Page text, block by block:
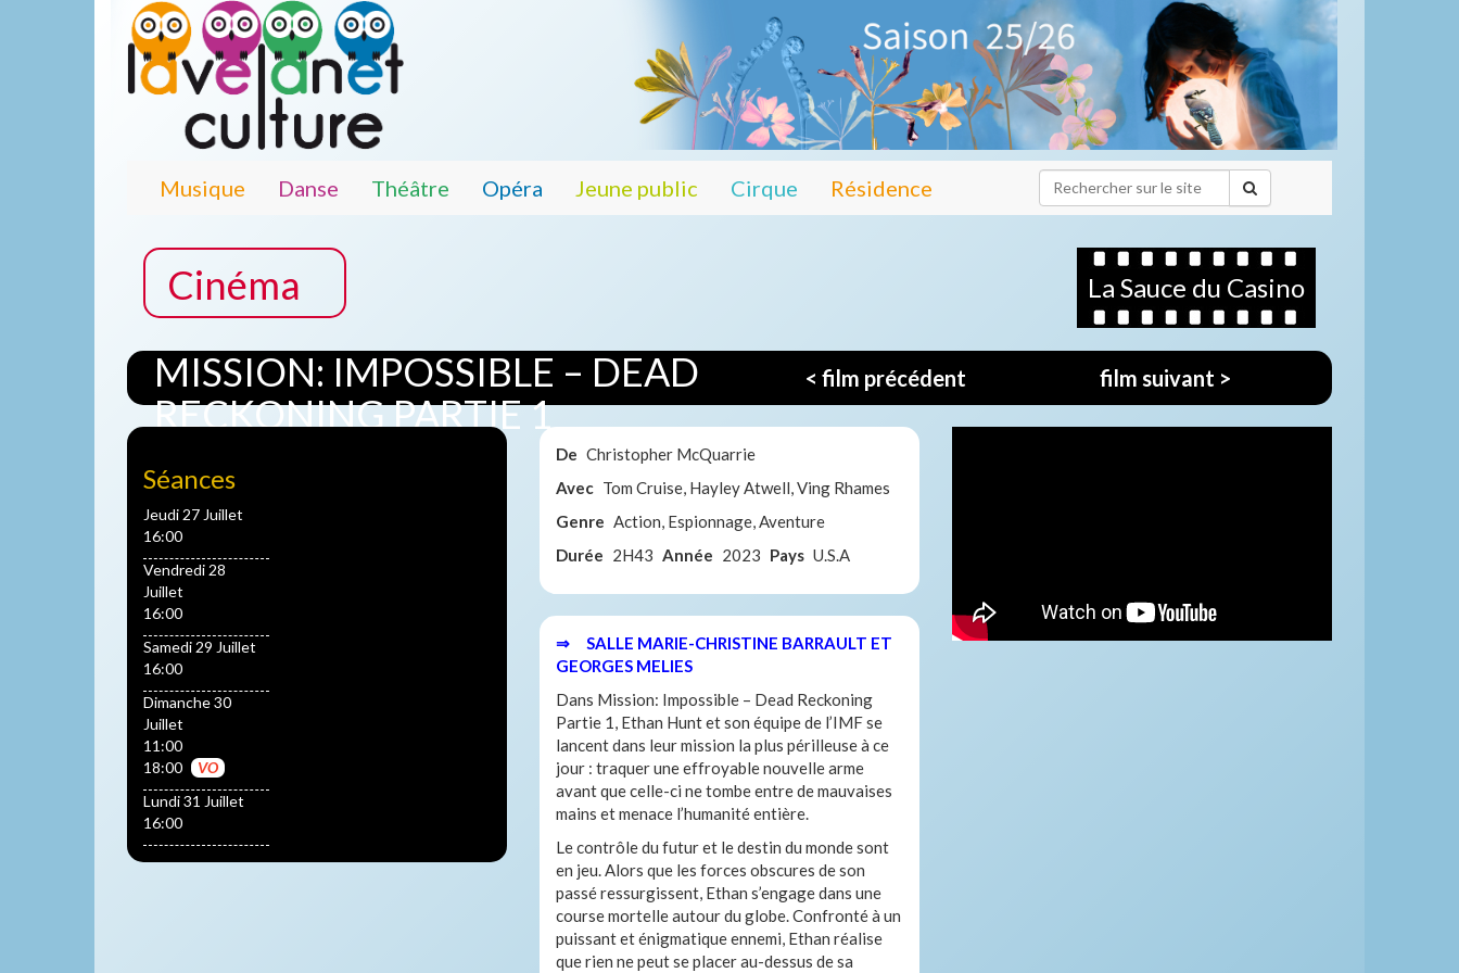
Musique Danse Théâtre Opéra Jeune public Cirque Résidence
Cinéma La Sauce du Casino
MISSION: IMPOSSIBLE – DEAD
RECKONING PARTIE 1
< film précédent film suivant >
Séances
Jeudi 27 Juillet
16:00
Vendredi 28
Juillet
16:00
Samedi 29 Juillet
16:00
Dimanche 30
Juillet
11:00
18:00
VO
Lundi 31 Juillet
16:00
De Christopher McQuarrie
Avec Tom Cruise, Hayley Atwell, Ving Rhames
Genre Action, Espionnage, Aventure
Durée 2H43 Année 2023 Pays U.S.A
⇒ SALLE MARIE-CHRISTINE BARRAULT ET
GEORGES MELIES
Dans Mission: Impossible – Dead Reckoning
Partie 1, Ethan Hunt et son équipe de l’IMF se
lancent dans leur mission la plus périlleuse à ce
jour : traquer une effroyable nouvelle arme
avant que celle-ci ne tombe entre de mauvaises
mains et menace l’humanité entière.
Le contrôle du futur et le destin du monde sont
en jeu. Alors que les forces obscures de son
passé ressurgissent, Ethan s’engage dans une
course mortelle autour du globe. Confronté à un
puissant et énigmatique ennemi, Ethan réalise
que rien ne peut se placer au-dessus de sa